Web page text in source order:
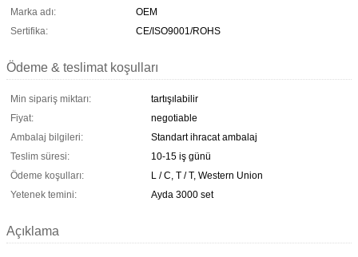
Marka adı:
OEM
Sertifika:
CE/ISO9001/ROHS
Ödeme & teslimat koşulları
Min sipariş miktarı:
tartışılabilir
Fiyat:
negotiable
Ambalaj bilgileri:
Standart ihracat ambalaj
Teslim süresi:
10-15 iş günü
Ödeme koşulları:
L / C, T / T, Western Union
Yetenek temini:
Ayda 3000 set
Açıklama